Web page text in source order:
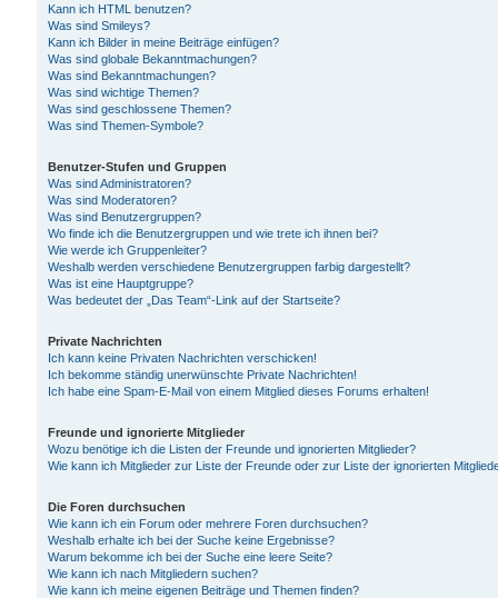
Kann ich HTML benutzen?
Was sind Smileys?
Kann ich Bilder in meine Beiträge einfügen?
Was sind globale Bekanntmachungen?
Was sind Bekanntmachungen?
Was sind wichtige Themen?
Was sind geschlossene Themen?
Was sind Themen-Symbole?
Benutzer-Stufen und Gruppen
Was sind Administratoren?
Was sind Moderatoren?
Was sind Benutzergruppen?
Wo finde ich die Benutzergruppen und wie trete ich ihnen bei?
Wie werde ich Gruppenleiter?
Weshalb werden verschiedene Benutzergruppen farbig dargestellt?
Was ist eine Hauptgruppe?
Was bedeutet der „Das Team“-Link auf der Startseite?
Private Nachrichten
Ich kann keine Privaten Nachrichten verschicken!
Ich bekomme ständig unerwünschte Private Nachrichten!
Ich habe eine Spam-E-Mail von einem Mitglied dieses Forums erhalten!
Freunde und ignorierte Mitglieder
Wozu benötige ich die Listen der Freunde und ignorierten Mitglieder?
Wie kann ich Mitglieder zur Liste der Freunde oder zur Liste der ignorierten
Die Foren durchsuchen
Wie kann ich ein Forum oder mehrere Foren durchsuchen?
Weshalb erhalte ich bei der Suche keine Ergebnisse?
Warum bekomme ich bei der Suche eine leere Seite?
Wie kann ich nach Mitgliedern suchen?
Wie kann ich meine eigenen Beiträge und Themen finden?